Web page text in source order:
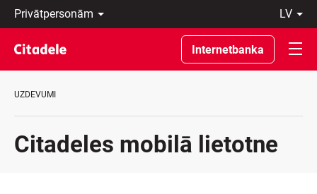
Privātpersonām
Uzņēmumiem
Private
Banking
Par
C
lv
Latviski
По-
русски
In
Internetbanka
UZDEVUMI
Citadeles mobilā lietotne